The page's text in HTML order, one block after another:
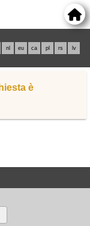
nl eu ca pl rs lv
è